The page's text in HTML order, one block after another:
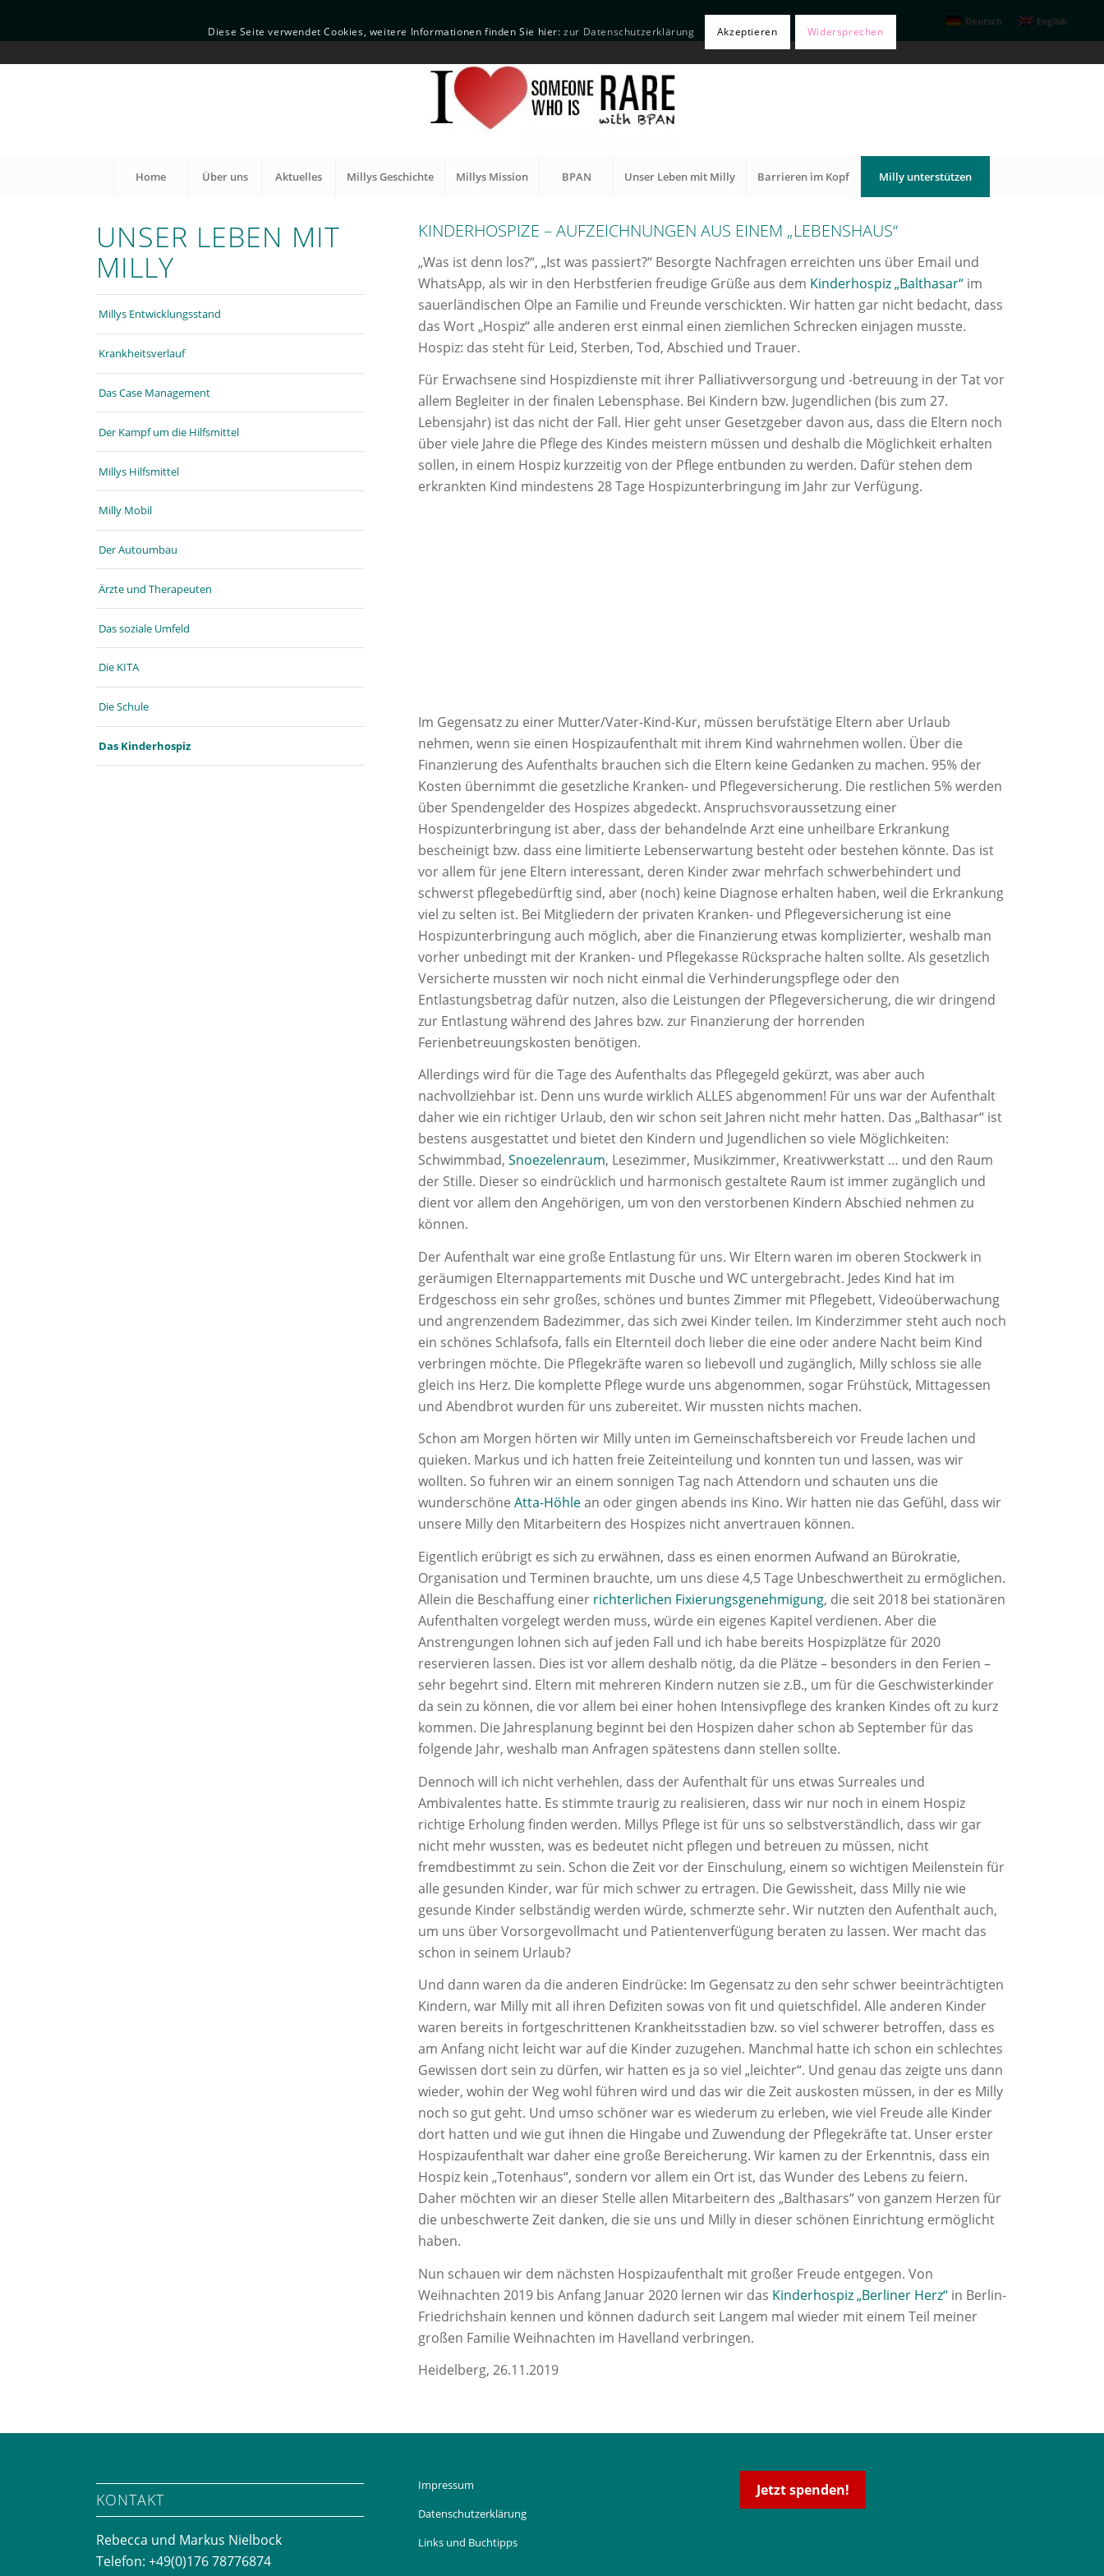
Deutsch English
Home Über uns Aktuelles Millys Geschichte Millys Mission BPAN Unser Leben mit Milly Barrieren im Kopf Milly unterstützen
UNSER LEBEN MIT
MILLY
Millys Entwicklungsstand
Krankheitsverlauf
Das Case Management
Der Kampf um die Hilfsmittel
Millys Hilfsmittel
Milly Mobil
Der Autoumbau
Ärzte und Therapeuten
Das soziale Umfeld
Die KITA
Die Schule
Das Kinderhospiz
KINDERHOSPIZE – AUFZEICHNUNGEN AUS EINEM „LEBENSHAUS“
„Was ist denn los?“, „Ist was passiert?“ Besorgte Nachfragen erreichten uns über Email und
WhatsApp, als wir in den Herbstferien freudige Grüße aus dem Kinderhospiz „Balthasar“ im
sauerländischen Olpe an Familie und Freunde verschickten. Wir hatten gar nicht bedacht, dass
das Wort „Hospiz“ alle anderen erst einmal einen ziemlichen Schrecken einjagen musste.
Hospiz: das steht für Leid, Sterben, Tod, Abschied und Trauer.
Für Erwachsene sind Hospizdienste mit ihrer Palliativversorgung und -betreuung in der Tat vor
allem Begleiter in der finalen Lebensphase. Bei Kindern bzw. Jugendlichen (bis zum 27.
Lebensjahr) ist das nicht der Fall. Hier geht unser Gesetzgeber davon aus, dass die Eltern noch
über viele Jahre die Pflege des Kindes meistern müssen und deshalb die Möglichkeit erhalten
sollen, in einem Hospiz kurzzeitig von der Pflege entbunden zu werden. Dafür stehen dem
erkrankten Kind mindestens 28 Tage Hospizunterbringung im Jahr zur Verfügung.
Im Gegensatz zu einer Mutter/Vater-Kind-Kur, müssen berufstätige Eltern aber Urlaub
nehmen, wenn sie einen Hospizaufenthalt mit ihrem Kind wahrnehmen wollen. Über die
Finanzierung des Aufenthalts brauchen sich die Eltern keine Gedanken zu machen. 95% der
Kosten übernimmt die gesetzliche Kranken- und Pflegeversicherung. Die restlichen 5% werden
über Spendengelder des Hospizes abgedeckt. Anspruchsvoraussetzung einer
Hospizunterbringung ist aber, dass der behandelnde Arzt eine unheilbare Erkrankung
bescheinigt bzw. dass eine limitierte Lebenserwartung besteht oder bestehen könnte. Das ist
vor allem für jene Eltern interessant, deren Kinder zwar mehrfach schwerbehindert und
schwerst pflegebedürftig sind, aber (noch) keine Diagnose erhalten haben, weil die Erkrankung
viel zu selten ist. Bei Mitgliedern der privaten Kranken- und Pflegeversicherung ist eine
Hospizunterbringung auch möglich, aber die Finanzierung etwas komplizierter, weshalb man
vorher unbedingt mit der Kranken- und Pflegekasse Rücksprache halten sollte. Als gesetzlich
Versicherte mussten wir noch nicht einmal die Verhinderungspflege oder den
Entlastungsbetrag dafür nutzen, also die Leistungen der Pflegeversicherung, die wir dringend
zur Entlastung während des Jahres bzw. zur Finanzierung der horrenden
Ferienbetreuungskosten benötigen.
Allerdings wird für die Tage des Aufenthalts das Pflegegeld gekürzt, was aber auch
nachvollziehbar ist. Denn uns wurde wirklich ALLES abgenommen! Für uns war der Aufenthalt
daher wie ein richtiger Urlaub, den wir schon seit Jahren nicht mehr hatten. Das „Balthasar“ ist
bestens ausgestattet und bietet den Kindern und Jugendlichen so viele Möglichkeiten:
Schwimmbad,Snoezelenraum, Lesezimmer, Musikzimmer, Kreativwerkstatt … und den Raum
der Stille. Dieser so eindrücklich und harmonisch gestaltete Raum ist immer zugänglich und
dient vor allem den Angehörigen, um von den verstorbenen Kindern Abschied nehmen zu
können.
Der Aufenthalt war eine große Entlastung für uns. Wir Eltern waren im oberen Stockwerk in
geräumigen Elternappartements mit Dusche und WC untergebracht. Jedes Kind hat im
Erdgeschoss ein sehr großes, schönes und buntes Zimmer mit Pflegebett, Videoüberwachung
und angrenzendem Badezimmer, das sich zwei Kinder teilen. Im Kinderzimmer steht auch noch
ein schönes Schlafsofa, falls ein Elternteil doch lieber die eine oder andere Nacht beim Kind
verbringen möchte. Die Pflegekräfte waren so liebevoll und zugänglich, Milly schloss sie alle
gleich ins Herz. Die komplette Pflege wurde uns abgenommen, sogar Frühstück, Mittagessen
und Abendbrot wurden für uns zubereitet. Wir mussten nichts machen.
Schon am Morgen hörten wir Milly unten im Gemeinschaftsbereich vor Freude lachen und
quieken. Markus und ich hatten freie Zeiteinteilung und konnten tun und lassen, was wir
wollten. So fuhren wir an einem sonnigen Tag nach Attendorn und schauten uns die
wunderschöneAtta-Höhlean oder gingen abends ins Kino. Wir hatten nie das Gefühl, dass wir
unsere Milly den Mitarbeitern des Hospizes nicht anvertrauen können.
Eigentlich erübrigt es sich zu erwähnen, dass es einen enormen Aufwand an Bürokratie,
Organisation und Terminen brauchte, um uns diese 4,5 Tage Unbeschwertheit zu ermöglichen.
Allein die Beschaffung einer richterlichen Fixierungsgenehmigung, die seit 2018 bei stationären
Aufenthalten vorgelegt werden muss, würde ein eigenes Kapitel verdienen. Aber die
Anstrengungen lohnen sich auf jeden Fall und ich habe bereits Hospizplätze für 2020
reservieren lassen. Dies ist vor allem deshalb nötig, da die Plätze – besonders in den Ferien –
sehr begehrt sind. Eltern mit mehreren Kindern nutzen sie z.B., um für die Geschwisterkinder
da sein zu können, die vor allem bei einer hohen Intensivpflege des kranken Kindes oft zu kurz
kommen. Die Jahresplanung beginnt bei den Hospizen daher schon ab September für das
folgende Jahr, weshalb man Anfragen spätestens dann stellen sollte.
Dennoch will ich nicht verhehlen, dass der Aufenthalt für uns etwas Surreales und
Ambivalentes hatte. Es stimmte traurig zu realisieren, dass wir nur noch in einem Hospiz
richtige Erholung finden werden. Millys Pflege ist für uns so selbstverständlich, dass wir gar
nicht mehr wussten, was es bedeutet nicht pflegen und betreuen zu müssen, nicht
fremdbestimmt zu sein. Schon die Zeit vor der Einschulung, einem so wichtigen Meilenstein für
alle gesunden Kinder, war für mich schwer zu ertragen. Die Gewissheit, dass Milly nie wie
gesunde Kinder selbständig werden würde, schmerzte sehr. Wir nutzten den Aufenthalt auch,
um uns über Vorsorgevollmacht und Patientenverfügung beraten zu lassen. Wer macht das
schon in seinem Urlaub?
Und dann waren da die anderen Eindrücke: Im Gegensatz zu den sehr schwer beeinträchtigten
Kindern, war Milly mit all ihren Defiziten sowas von fit und quietschfidel. Alle anderen Kinder
waren bereits in fortgeschrittenen Krankheitsstadien bzw. so viel schwerer betroffen, dass es
am Anfang nicht leicht war auf die Kinder zuzugehen. Manchmal hatte ich schon ein schlechtes
Gewissen dort sein zu dürfen, wir hatten es ja so viel „leichter“. Und genau das zeigte uns dann
wieder, wohin der Weg wohl führen wird und das wir die Zeit auskosten müssen, in der es Milly
noch so gut geht. Und umso schöner war es wiederum zu erleben, wie viel Freude alle Kinder
dort hatten und wie gut ihnen die Hingabe und Zuwendung der Pflegekräfte tat. Unser erster
Hospizaufenthalt war daher eine große Bereicherung. Wir kamen zu der Erkenntnis, dass ein
Hospiz kein „Totenhaus“, sondern vor allem ein Ort ist, das Wunder des Lebens zu feiern.
Daher möchten wir an dieser Stelle allen Mitarbeitern des „Balthasars“ von ganzem Herzen für
die unbeschwerte Zeit danken, die sie uns und Milly in dieser schönen Einrichtung ermöglicht
haben.
Nun schauen wir dem nächsten Hospizaufenthalt mit großer Freude entgegen. Von
Weihnachten 2019 bis Anfang Januar 2020 lernen wir das Kinderhospiz „Berliner Herz“ in Berlin-
Friedrichshain kennen und können dadurch seit Langem mal wieder mit einem Teil meiner
großen Familie Weihnachten im Havelland verbringen.
Heidelberg, 26.11.2019
KONTAKT
Rebecca und Markus Nielbock
Telefon: +49(0)176 78776874
Impressum
Datenschutzerklärung
Links und Buchtipps
Jetzt spenden!
Diese Seite verwendet Cookies, weitere Informationen finden Sie hier:zur Datenschutzerklärung Akzeptieren Widersprechen